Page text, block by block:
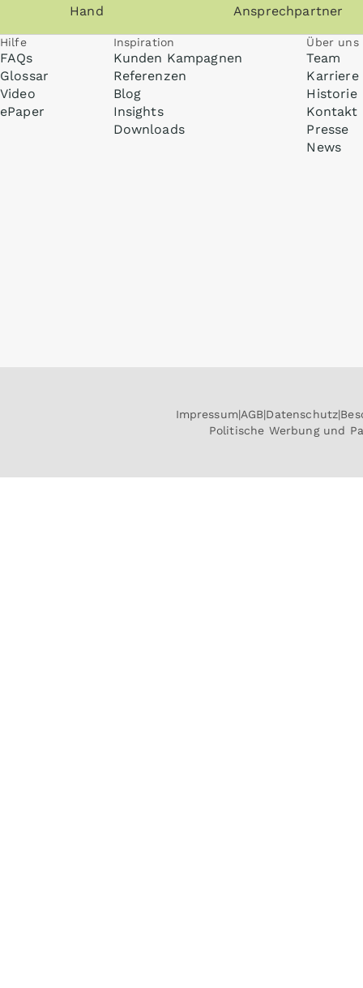
Hand
Ansprechpartner
Hilfe
FAQs
Glossar
Video
ePaper
Inspiration
Kunden Kampagnen
Referenzen
Blog
Insights
Downloads
Über uns
Team
Karriere
Historie
Kontakt
Presse
News
Impressum AGB Datenschutz
Politische Werbung und